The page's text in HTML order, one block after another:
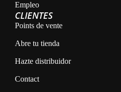
Empleo
CLIENTES
Points de vente
Abre tu tienda
Hazte distribuidor
Contact